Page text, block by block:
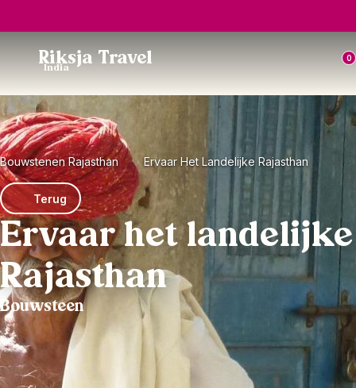
Riksja Travel
India
0
Bouwstenen Rajasthan Ervaar Het Landelijke Rajasthan
Terug
Ervaar het landelijke
Rajasthan
Bouwsteen